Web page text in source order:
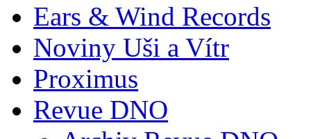
Ears & Wind Records
Noviny Uši a Vítr
Proximus
Revue DNO